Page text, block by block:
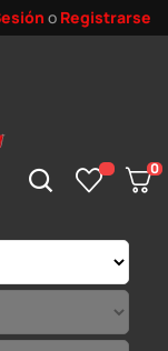
o Registrarse
0